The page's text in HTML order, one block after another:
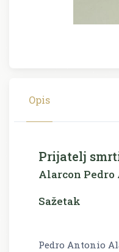
Opis
Prijatelj
Alarcon
Sažetak
Pedro Antonio